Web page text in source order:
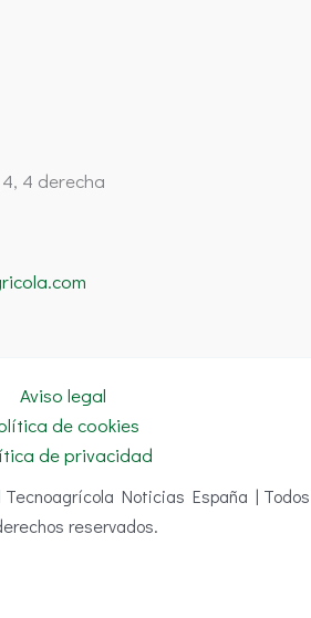
4 derecha
Aviso legal
de cookies
de privacidad
Noticias España | Todos
reservados.